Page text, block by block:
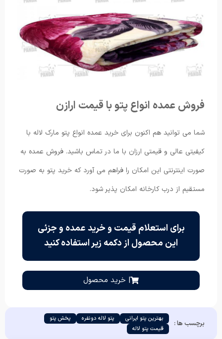
فروش عمده انواع پتو با قیمت ارازن
شما می توانید هم اکنون برای خرید عمده انواع پتو مارک لاله با
کیفیتی عالی و قیمتی ارزان با ما در تماس باشید. فروش عمده به
صورت اینترنتی این امکان را فراهم می آورد که خرید پتو به صورت
مستقیم از درب کارخانه امکان پذیر شود.
برای استعلام قیمت و خرید عمده و جزئی
این محصول از دکمه زیر استفاده کنید
| خرید محصول
برچسب ها : بهترین پتو ایرانی پتو لاله دونفره
پخش پتو
قیمت پتو لاله